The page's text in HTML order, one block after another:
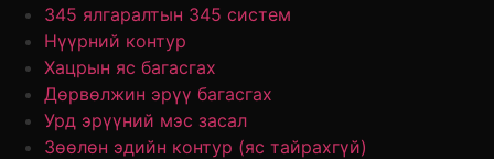
345 ялгаралтын 345 систем
Нүүрний контур
Хацрын яс багасгах
Дөрвөлжин эрүү багасгах
Урд эрүүний мэс засал
Зөөлөн эдийн контур (яс тайрахгүй)